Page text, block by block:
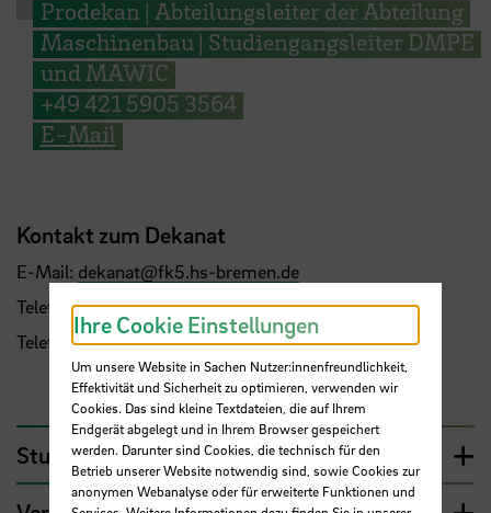
Prodekan | Abteilungsleiter der Abteilung
Maschinenbau | Studiengangsleiter DMPE
und MAWIC
+49 421 5905 3564
E-Mail
Kontakt zum Dekanat
E-Mail: dekanat@fk5.hs-bremen.de
Telefon:+49 421 5905-3502
Telefax: +49 421 5905-3505
Studiendekan:innen
Ihre Cookie Einstellungen
Um unsere Website in Sachen Nutzer:innenfreundlichkeit,
Effektivität und Sicherheit zu optimieren, verwenden wir
Cookies. Das sind kleine Textdateien, die auf Ihrem
Endgerät abgelegt und in Ihrem Browser gespeichert
werden. Darunter sind Cookies, die technisch für den
Betrieb unserer Website notwendig sind, sowie Cookies zur
anonymen Webanalyse oder für erweiterte Funktionen und